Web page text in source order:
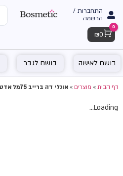
התחברות /
הרשמה
Cart
0
₪ 0
בושם לאישה בושם לגבר
דף הבית»מוצרים»אונלי דה ברייב 75מל אדט מבית דיזל – בושם לגבר
Loading...